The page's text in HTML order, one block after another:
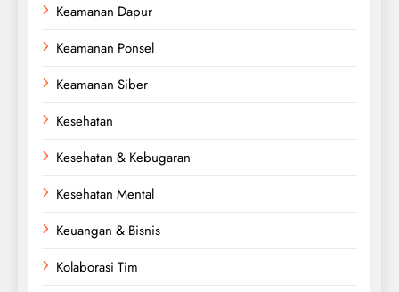
Keamanan Dapur
Keamanan Ponsel
Keamanan Siber
Kesehatan
Kesehatan & Kebugaran
Kesehatan Mental
Keuangan & Bisnis
Kolaborasi Tim